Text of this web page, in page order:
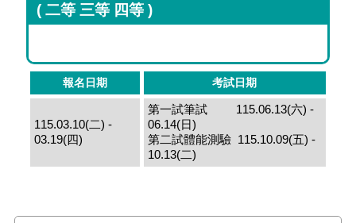
( 二等 三等 四等 )
報名日期 考試日期
115.03.10(二) -
03.19(四)
第一試筆試 115.06.13(六) -
06.14(日)
第二試體能測驗 115.10.09(五) -
10.13(二)